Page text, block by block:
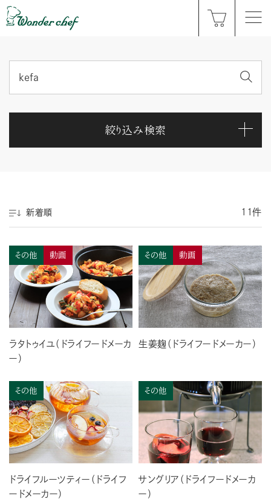
絞り込み検索
新着順 11件
その他 動画
ラタトゥイユ（ドライフードメーカ
ー）
その他 動画
生姜麹（ドライフードメーカー）
その他
ドライフルーツティー（ドライフ
ードメーカー）
その他
サングリア（ドライフードメーカ
ー）